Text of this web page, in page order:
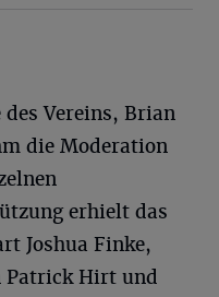
Vereins, Brian
die Moderation
erhielt das
Joshua Finke,
Patrick Hirt und